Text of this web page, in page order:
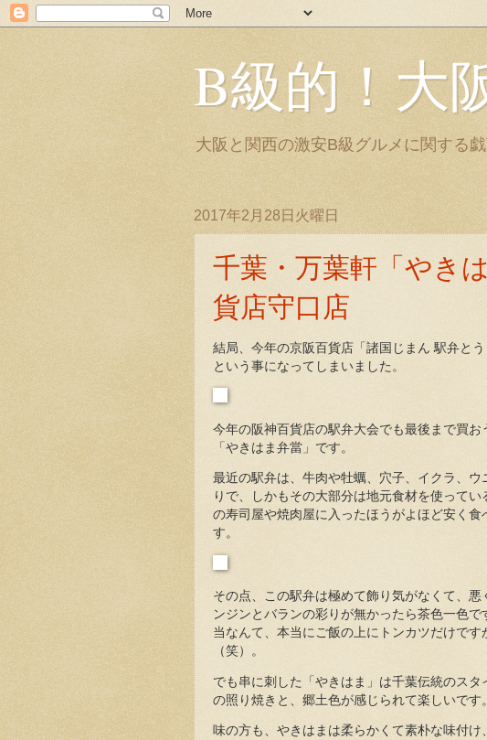
B級的！大
大阪と関西の激安B級グルメに関する
2017年2月28日火曜日
千葉・万葉軒「やき
貨店守口店
結局、今年の京阪百貨店「諸国じまん 駅弁と
という事になってしまいました。
今年の阪神百貨店の駅弁大会でも最後まで買
「やきはま弁當」です。
最近の駅弁は、牛肉や牡蠣、穴子、イクラ、
りで、しかもその大部分は地元食材を使って
の寿司屋や焼肉屋に入ったほうがよほど安く
す。
その点、この駅弁は極めて飾り気がなくて、
ンジンとバランの彩りが無かったら茶色一色
当なんて、本当にご飯の上にトンカツだけで
（笑）。
でも串に刺した「やきはま」は千葉伝統のス
の照り焼きと、郷土色が感じられて楽しいです。
味の方も、やきはまは柔らかくて素朴な味付